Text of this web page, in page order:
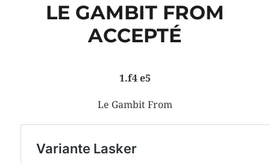
LE GAMBIT FROM
ACCEPTÉ
1.f4 e5
Le Gambit From